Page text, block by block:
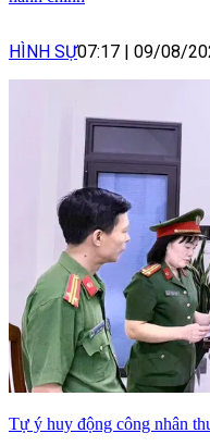
HÌNH SỰ07:17 09/08/
Tự ý huy động công nhân